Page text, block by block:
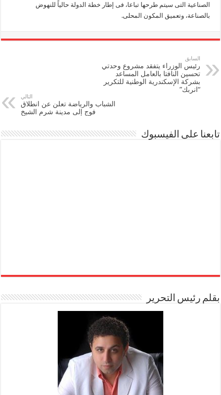
الصناعية التى سيتم طرحها تباعا، فى إطار خطة الدولة حالياً للنهوض
بالصناعة، وتعميق المكون المحلى.
السابق
رئيس الوزراء يتفقد مشروع وحدتي
تحسين النافتا بالعامل المساعد
بشركة الإسكندرية الوطنية للتكرير
“انربك”
التالي
الشباب والرياضة تعلن عن انطلاق
فوج إلى مدينة شرم الشيخ
تابعنا على الفيسبوك
بقلم رئيس التحرير